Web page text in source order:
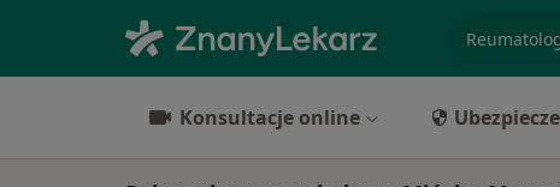
Konsultacje online